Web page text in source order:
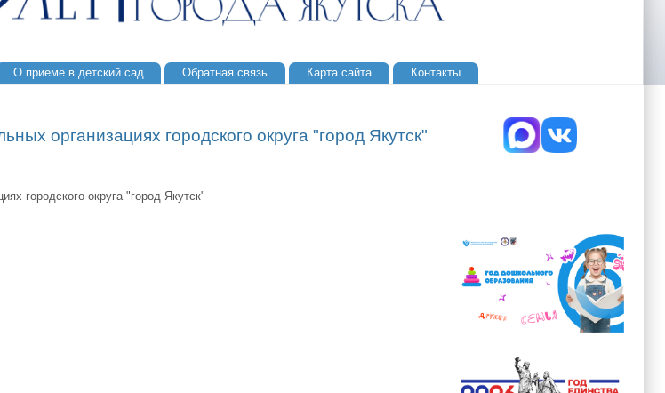
О приеме в детский сад Обратная связь Карта сайта Контакты
организациях городского округа "город Якутск"
городского округа "город Якутск"